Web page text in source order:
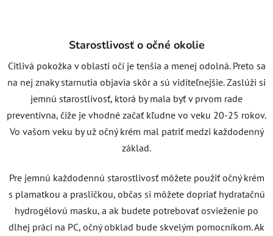
Starostlivosť o očné okolie
Citlivá pokožka v oblasti očí je tenšia a menej odolná. Preto sa
na nej znaky starnutia objavia skôr a sú viditeľnejšie. Zaslúži si
jemnú starostlivosť, ktorá by mala byť v prvom rade
preventívna, čiže je vhodné začať kľudne vo veku 20-25 rokov.
Vo vašom veku by už očný krém mal patriť medzi každodenný
základ.
Pre jemnú každodennú starostlivosť môžete použiť očný krém
s plamatkou a prasličkou, občas si môžete dopriať hydratačnú
hydrogélovú masku, a ak budete potrebovať osvieženie po
dlhej práci na PC, očný obklad bude skvelým pomocníkom. Ak